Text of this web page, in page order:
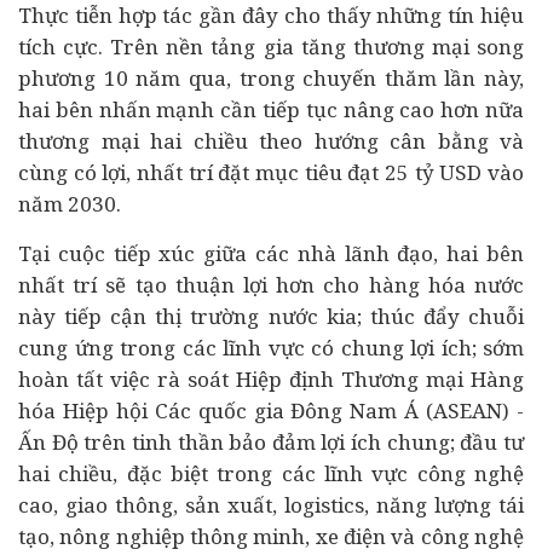
Thực tiễn hợp tác gần đây cho thấy những tín hiệu
tích cực. Trên nền tảng gia tăng thương mại song
phương 10 năm qua, trong chuyến thăm lần này,
hai bên nhấn mạnh cần tiếp tục nâng cao hơn nữa
thương mại hai chiều theo hướng cân bằng và
cùng có lợi, nhất trí đặt mục tiêu đạt 25 tỷ USD vào
năm 2030.
Tại cuộc tiếp xúc giữa các nhà lãnh đạo, hai bên
nhất trí sẽ tạo thuận lợi hơn cho hàng hóa nước
này tiếp cận thị trường nước kia; thúc đẩy chuỗi
cung ứng trong các lĩnh vực có chung lợi ích; sớm
hoàn tất việc rà soát Hiệp định Thương mại Hàng
hóa Hiệp hội Các quốc gia Đông Nam Á (ASEAN) -
Ấn Độ trên tinh thần bảo đảm lợi ích chung; đầu tư
hai chiều, đặc biệt trong các lĩnh vực công nghệ
cao, giao thông, sản xuất, logistics, năng lượng tái
tạo, nông nghiệp thông minh, xe điện và công nghệ